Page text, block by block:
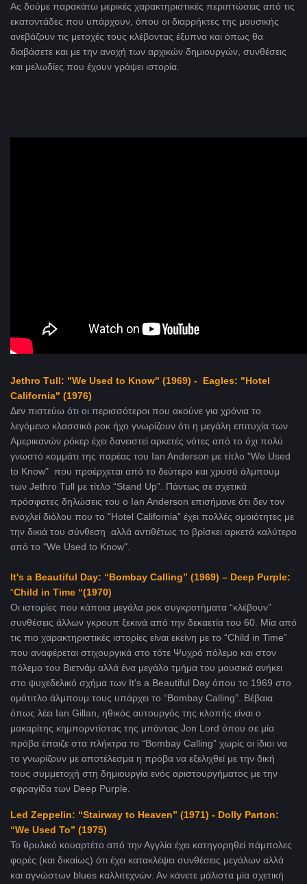
Ας δούμε παρακάτω μερικές χαρακτηριστικές περιπτώσεις από τις
εκατοντάδες που υπάρχουν, όπου οι διαρρήκτες της μουσικής
ανεβάζουν τις μετοχές τους κλέβοντας έξυπνα και όπως θα
διαβάσετε και με την ανοχή των αρχικών δημιουργών, συνθέσεις
και μελωδίες που έχουν γράψει ιστορία.
Jethro Τull: "We Used to Know" (1969) - Eagles: "Hotel
California" (1976)
Δεν πιστεύω ότι οι περισσότεροι που ακούνε για χρόνια το
λεγόμενο κλασσικό ροκ ήχο γνωρίζουν ότι η μεγάλη επιτυχία των
Αμερικανών ρόκερ έχει δανειστεί αρκετές νότες από το όχι πολύ
γνωστό κομμάτι της παρέας του Ian Anderson με τίτλο "We Used
to Know" που προέρχεται από το δεύτερο και χρυσό άλμπουμ
των Jethro Tull με τίτλο “Stand Up”. Πάντως σε σχετικά
πρόσφατες δηλώσεις του ο Ian Anderson επισήμανε ότι δεν τον
ενοχλεί διόλου που το "Hotel California" έχει πολλές ομοιότητες με
την δικιά του σύνθεση αλλά αντιθέτως το βρίσκει αρκετά καλύτερο
από το "We Used to Know".
It's a Beautiful Day: “Bombay Calling” (1969) – Deep Purple:
“Child in Time “(1970)
Οι ιστορίες που κάποια μεγάλα ροκ συγκροτήματα “κλέβουν”
συνθέσεις άλλων γκρουπ ξεκινά από την δεκαετία του 60. Μία από
τις πιο χαρακτηριστικές ιστορίες είναι εκείνη με το “Child in Time”
που αναφέρεται στιχουργικά στο τότε Ψυχρό πόλεμο και στον
πόλεμο του Βιετνάμ αλλά ένα μεγάλο τμήμα του μουσικά ανήκει
στο ψυχεδελικό σχήμα των It's a Beautiful Day όπου το 1969 στο
ομότιτλο άλμπουμ τους υπάρχει το “Bombay Calling”. Βέβαια
όπως λέει Ian Gillan, ηθικός αυτουργός της κλοπής είναι ο
μακαρίτης κημπορντίστας της μπάντας Jon Lord όπου σε μία
πρόβα έπαιζε στα πλήκτρα το “Bombay Calling” χωρίς οι ίδιοι να
το γνωρίζουν με αποτέλεσμα η πρόβα να εξελιχθεί με την δική
τους συμμετοχή στη δημιουργία ενός αριστουργήματος με την
σφραγίδα των Deep Purple.
Led Zeppelin: “Stairway to Heaven” (1971) - Dolly Parton:
“We Used To” (1975)
Το θρυλικό κουαρτέτο από την Αγγλία έχει κατηγορηθεί πάμπολες
φορές (και δικαίως) ότι έχει κατακλέψει συνθέσεις μεγάλων αλλά
και αγνώστων blues καλλιτεχνών. Αν κάνετε μάλιστα μία σχετική